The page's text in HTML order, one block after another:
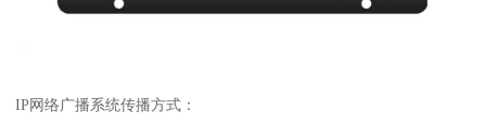
IP网络广播系统传播方式：